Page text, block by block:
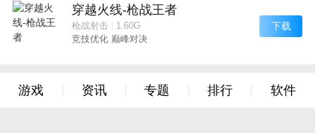
穿越火线-枪战王者
枪战射击
1.60G
竞技优化 巅峰对决
下载
游戏 资讯 专题 排行 软件